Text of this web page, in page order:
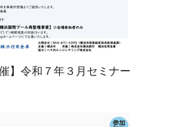
】令和７年３月セミナー